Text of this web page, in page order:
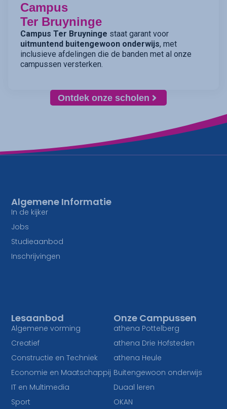
Campus
Ter Bruyninge
Campus Ter Bruyninge staat garant voor
uitmuntend buitengewoon onderwijs, met
inclusieve afdelingen die de banden met al onze
campussen versterken.
Ontdek onze scholen
Onze Campussen
athena Pottelberg
athena Drie Hofsteden
athena Heule
Buitengewoon onderwijs
Duaal leren
OKAN
Lesaanbod
Algemene vorming
Creatief
Constructie en Techniek
Economie en Maatschappij
IT en Multimedia
Sport
Algemene Informatie
In de kijker
Jobs
Studieaanbod
Inschrijvingen